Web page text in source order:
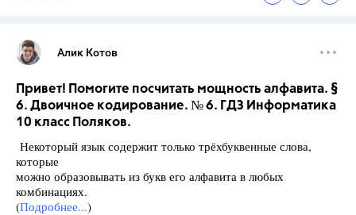
Алик Котов
Привет! Помогите посчитать мощность алфавита. §
6. Двоичное кодирование. № 6. ГДЗ Информатика
10 класс Поляков.
Некоторый язык содержит только трёхбуквенные слова,
которые
можно образовывать из букв его алфавита в любых
комбинациях.
(Подробнее...)